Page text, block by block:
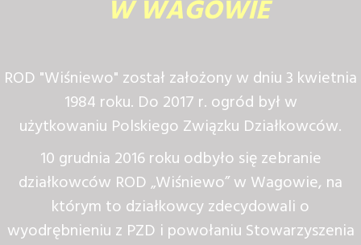
1984 roku. Do 2017 r. ogród był w
użytkowaniu Polskiego Związku Działkowców.
10 grudnia 2016 roku odbyło się zebranie
działkowców ROD „Wiśniewo” w Wagowie, na
którym to działkowcy zdecydowali o
wyodrębnieniu z PZD i powołaniu Stowarzyszenia
Ogrodowego „Nasze Wiśniewo”.